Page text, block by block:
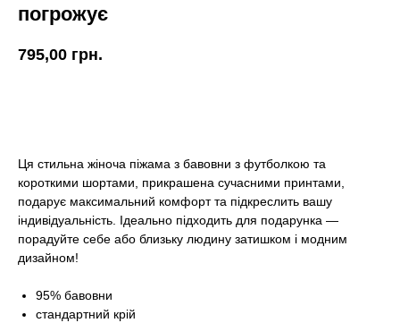
погрожує
795,00 грн.
Ця стильна жіноча піжама з бавовни з футболкою та
короткими шортами, прикрашена сучасними принтами,
подарує максимальний комфорт та підкреслить вашу
індивідуальність. Ідеально підходить для подарунка —
порадуйте себе або близьку людину затишком і модним
дизайном!
95% бавовни
стандартний крій